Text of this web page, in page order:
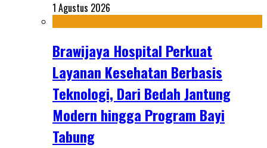
1 Agustus 2026
Brawijaya Hospital Perkuat
Layanan Kesehatan Berbasis
Teknologi, Dari Bedah Jantung
Modern hingga Program Bayi
Tabung